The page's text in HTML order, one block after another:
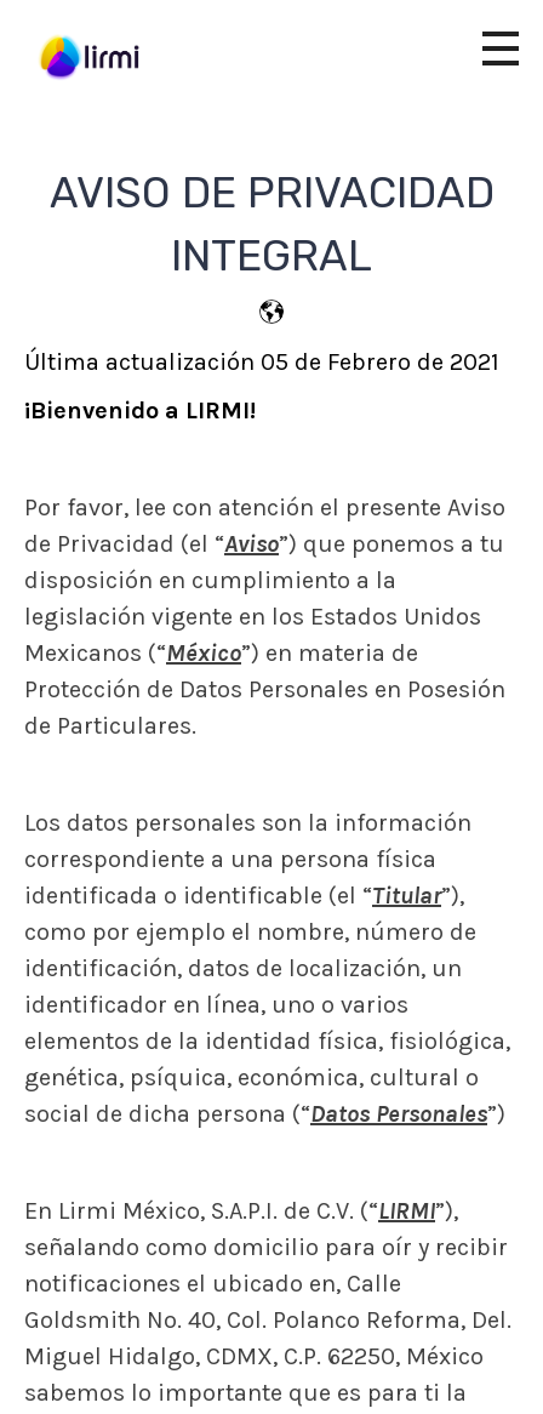
AVISO DE PRIVACIDAD
INTEGRAL
Última actualización 05 de Febrero de 2021
¡Bienvenido a LIRMI!
Por favor, lee con atención el presente Aviso
de Privacidad (el “Aviso”) que ponemos a tu
disposición en cumplimiento a la
legislación vigente en los Estados Unidos
Mexicanos (“México”) en materia de
Protección de Datos Personales en Posesión
de Particulares.
Los datos personales son la información
correspondiente a una persona física
identificada o identificable (el “Titular”),
como por ejemplo el nombre, número de
identificación, datos de localización, un
identificador en línea, uno o varios
elementos de la identidad física, fisiológica,
genética, psíquica, económica, cultural o
social de dicha persona (“Datos Personales”)
En Lirmi México, S.A.P.I. de C.V. (“LIRMI”),
señalando como domicilio para oír y recibir
notificaciones el ubicado en, Calle
Goldsmith No. 40, Col. Polanco Reforma, Del.
Miguel Hidalgo, CDMX, C.P. 62250, México
sabemos lo importante que es para ti la